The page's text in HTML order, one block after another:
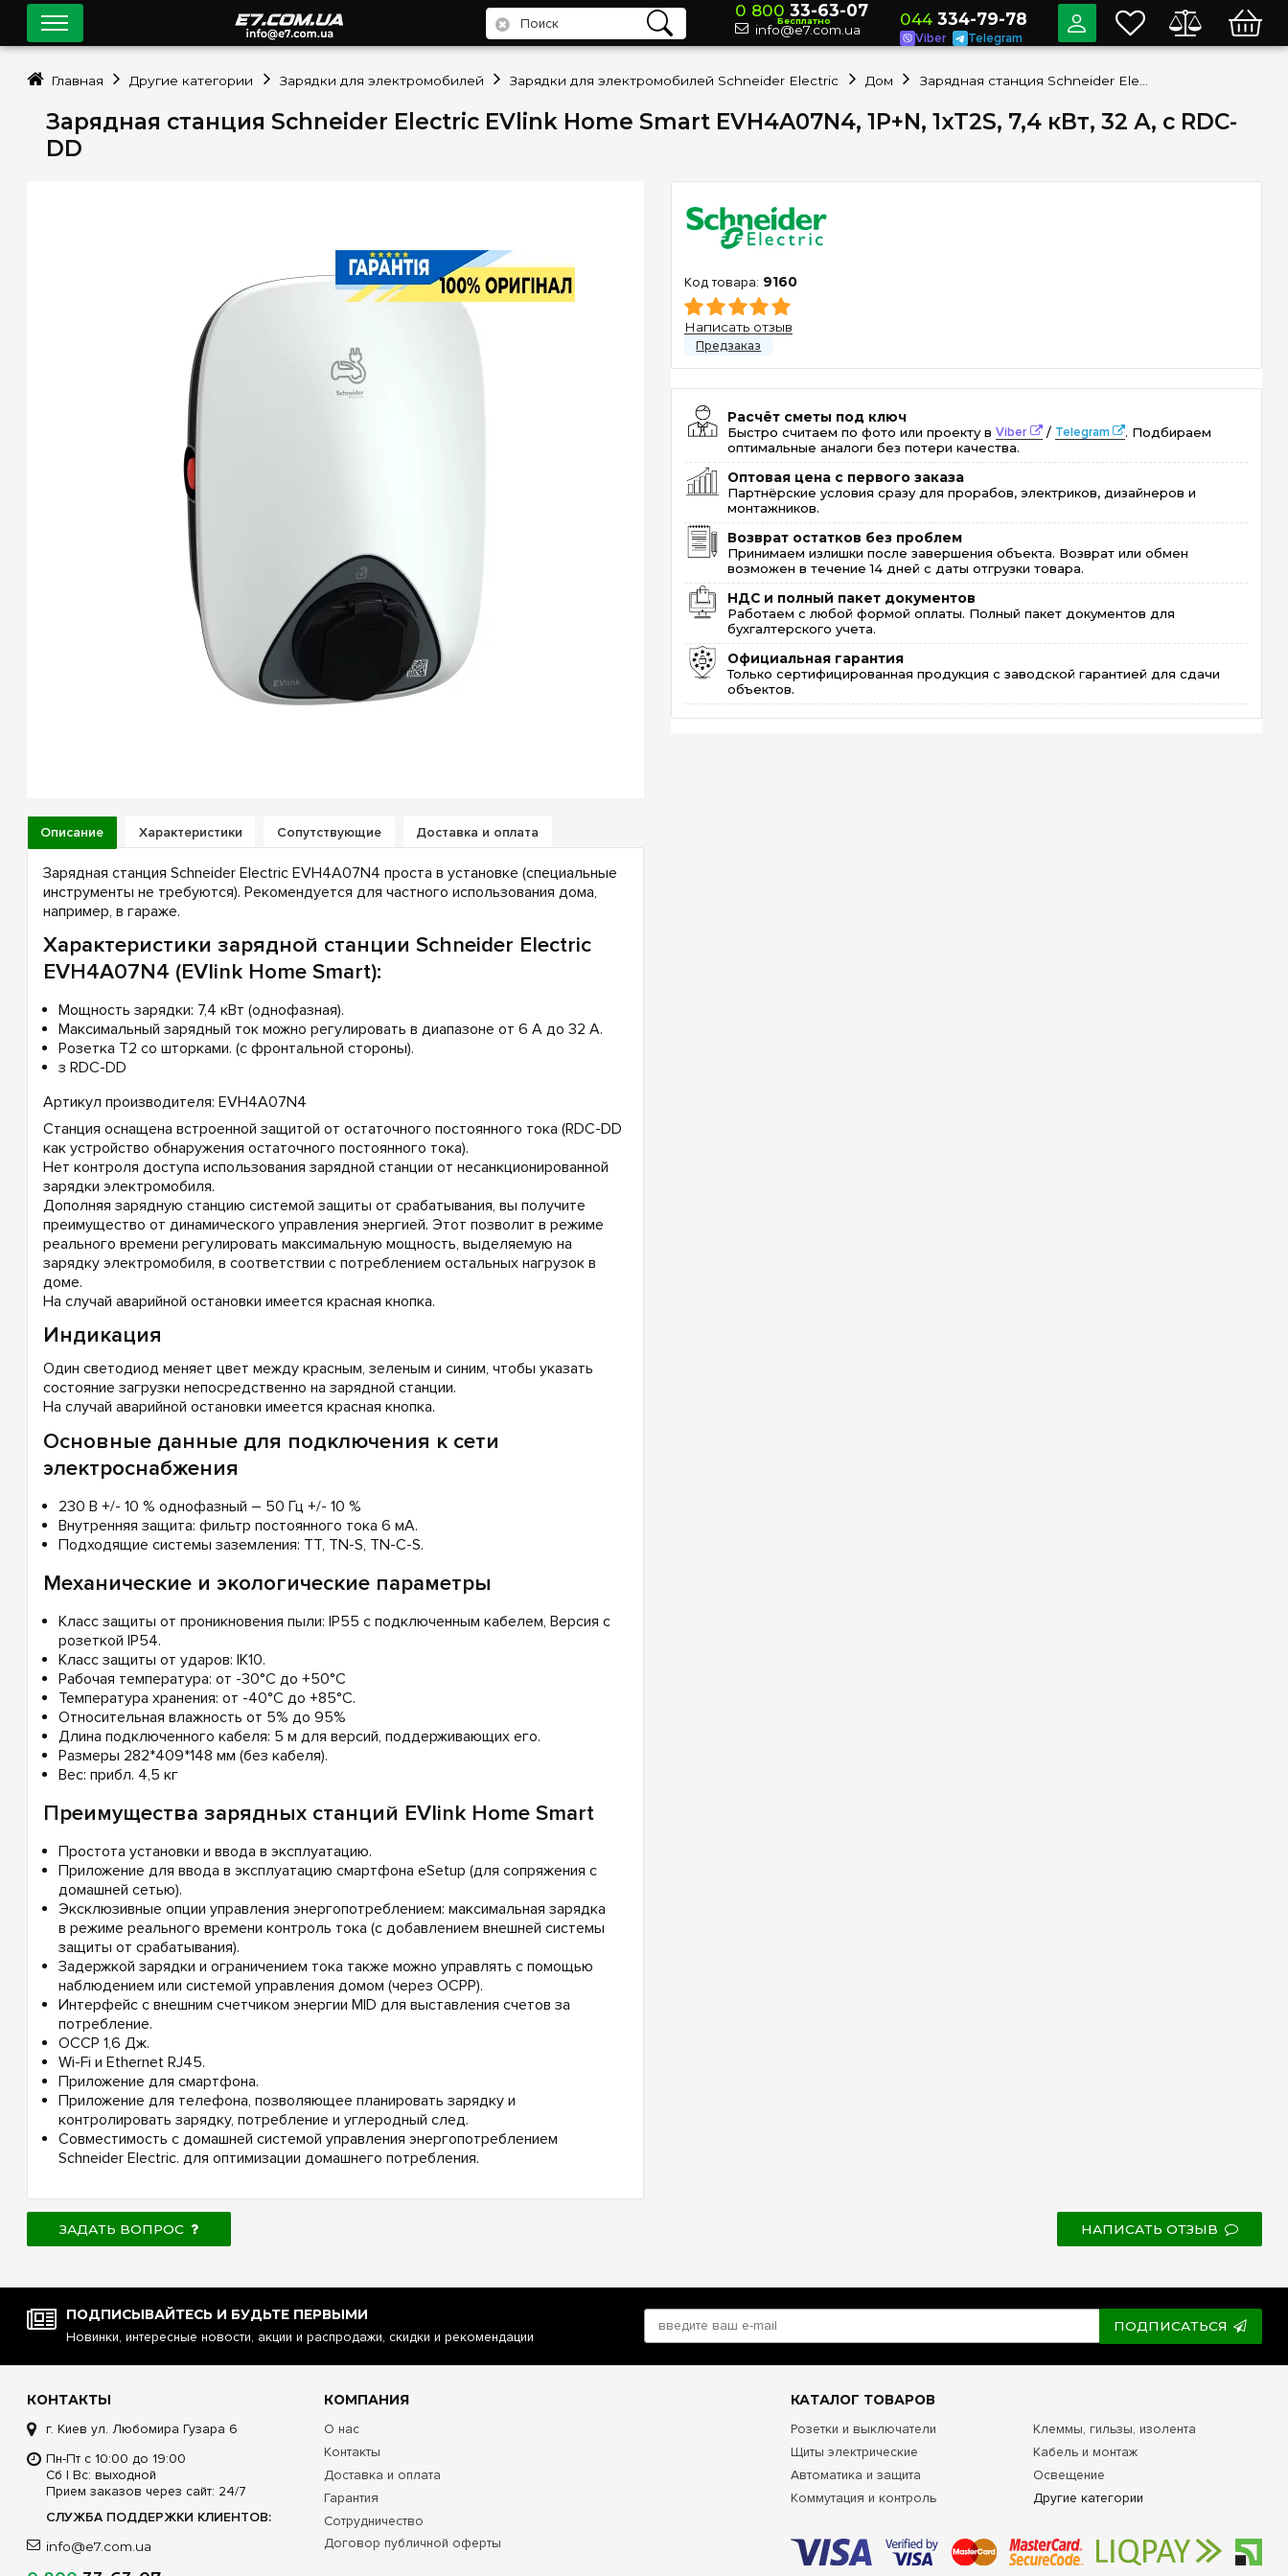
Зарядная станция Schneider Electric EVlink Home Smart EVH4A07N4, 1P+N, 1xT2S, 7,4 кВт, 32 А, с RDC-
DD
9160
Написать отзыв
Расчёт сметы под ключ
Быстро считаем по фото или проекту вViber / Telegram
. Подбираем
оптимальные аналоги без потери качества.
Оптовая цена с первого заказа
Партнёрские условия сразу для прорабов, электриков, дизайнеров и
монтажников.
Возврат остатков без проблем
Принимаем излишки после завершения объекта. Возврат или обмен
возможен в течение 14 дней с даты отгрузки товара.
НДС и полный пакет документов
Работаем с любой формой оплаты. Полный пакет документов для
бухгалтерского учета.
Официальная гарантия
Только сертифицированная продукция с заводской гарантией для сдачи
объектов.
Описание Характеристики Сопутствующие Доставка и оплата
Зарядная станция Schneider Electric EVH4A07N4 проста в установке (специальные
инструменты не требуются). Рекомендуется для частного использования дома,
например, в гараже.
Характеристики зарядной станции Schneider Electric
EVH4A07N4 (EVlink Home Smart):
Мощность зарядки: 7,4 кВт (однофазная).
Максимальный зарядный ток можно регулировать в диапазоне от 6 А до 32 А.
Розетка Т2 со шторками. (c фронтальной стороны).
з RDC-DD
Артикул производителя: EVH4A07N4
Станция оснащена встроенной защитой от остаточного постоянного тока (RDC-DD
как устройство обнаружения остаточного постоянного тока).
Нет контроля доступа использования зарядной станции от несанкционированной
зарядки электромобиля.
Дополняя зарядную станцию ​​системой защиты от срабатывания, вы получите
преимущество от динамического управления энергией. Этот позволит в режиме
реального времени регулировать максимальную мощность, выделяемую на
зарядку электромобиля, в соответствии с потреблением остальных нагрузок в
доме.
На случай аварийной остановки имеется красная кнопка.
Индикация
Один светодиод меняет цвет между красным, зеленым и синим, чтобы указать
состояние загрузки непосредственно на зарядной станции.
На случай аварийной остановки имеется красная кнопка.
Основные данные для подключения к сети
электроснабжения
230 В +/- 10 % однофазный – 50 Гц +/- 10 %
Внутренняя защита: фильтр постоянного тока 6 мА.
Подходящие системы заземления: TT, TN-S, TN-C-S.
Механические и экологические параметры
Класс защиты от проникновения пыли: IP55 с подключенным кабелем, Версия с
розеткой IP54.
Класс защиты от ударов: IK10.
Рабочая температура: от -30°C до +50°C
Температура хранения: от -40°C до +85°C.
Относительная влажность от 5% до 95%
Длина подключенного кабеля: 5 м для версий, поддерживающих его.
Размеры 282*409*148 мм (без кабеля).
Вес: прибл. 4,5 кг
Преимущества зарядных станций EVlink Home Smart
Простота установки и ввода в эксплуатацию.
Приложение для ввода в эксплуатацию смартфона eSetup (для сопряжения с
домашней сетью).
Эксклюзивные опции управления энергопотреблением: максимальная зарядка
в режиме реального времени контроль тока (с добавлением внешней системы
защиты от срабатывания).
Задержкой зарядки и ограничением тока также можно управлять с помощью
наблюдением или системой управления домом (через OCPP).
Интерфейс с внешним счетчиком энергии MID для выставления счетов за
потребление.
ОССР 1,6 Дж.
Wi-Fi и Ethernet RJ45.
Приложение для смартфона.
Приложение для телефона, позволяющее планировать зарядку и
контролировать зарядку, потребление и углеродный след.
Совместимость с домашней системой управления энергопотреблением
Schneider Electric. для оптимизации домашнего потребления.
ЗАДАТЬ ВОПРОС НАПИСАТЬ ОТЗЫВ
0 800 33-63-07
Бесплатно
info@e7.com.ua
044 334-79-78
Viber Telegram
Главная Другие категории Зарядки для электромобилей Зарядки для электромобилей Schneider Electric Дом
ПОДПИСЫВАЙТЕСЬ И БУДЬТЕ ПЕРВЫМИ
Новинки, интересные новости, акции и распродажи, скидки и рекомендации
ПОДПИСАТЬСЯ
КОНТАКТЫ
г. Киев ул. Любомира Гузара 6
Пн-Пт с 10:00 до 19:00
Сб | Вс: выходной
Прием заказов через сайт: 24/7
СЛУЖБА ПОДДЕРЖКИ КЛИЕНТОВ:
info@e7.com.ua
КОМПАНИЯ
О нас
Контакты
Доставка и оплата
Гарантия
Сотрудничество
Договор публичной оферты
КАТАЛОГ ТОВАРОВ
Розетки и выключатели
Щиты электрические
Автоматика и защита
Коммутация и контроль
Клеммы, гильзы, изолента
Кабель и монтаж
Освещение
Другие категории